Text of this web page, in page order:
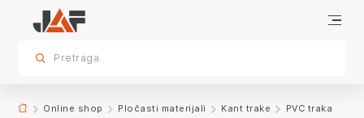
sr.skip-to.main-content
sr.skip-to.table-of-contents
sr.skip-to.main-navigation
Specifikacije
Pretraga
Online shop Pločasti materijali Kant trake
PVC traka